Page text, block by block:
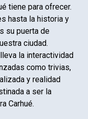
tiene para ofrecer.
hasta la historia y
su puerta de
ciudad.
la interactividad
como trivias,
y realidad
a ser la
Carhué.